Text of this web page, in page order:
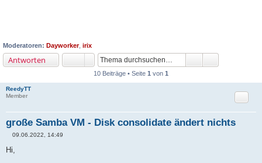
Moderatoren: Dayworker, irix
Antworten
10 Beiträge • Seite 1 von 1
ReedyTT
Member
große Samba VM - Disk consolidate ändert nichts
Zitat
09.06.2022, 14:49
Hi,